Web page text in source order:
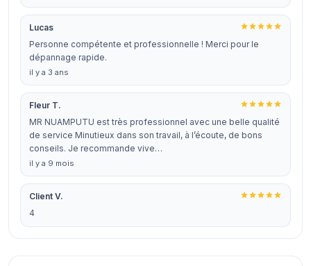
Lucas
Personne compétente et professionnelle ! Merci pour le
dépannage rapide.
il y a 3 ans
Fleur T.
MR NUAMPUTU est très professionnel avec une belle qualité
de service Minutieux dans son travail, à l’écoute, de bons
conseils. Je recommande vive…
il y a 9 mois
Client V.
4